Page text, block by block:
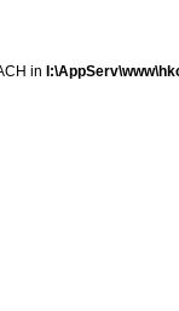
in